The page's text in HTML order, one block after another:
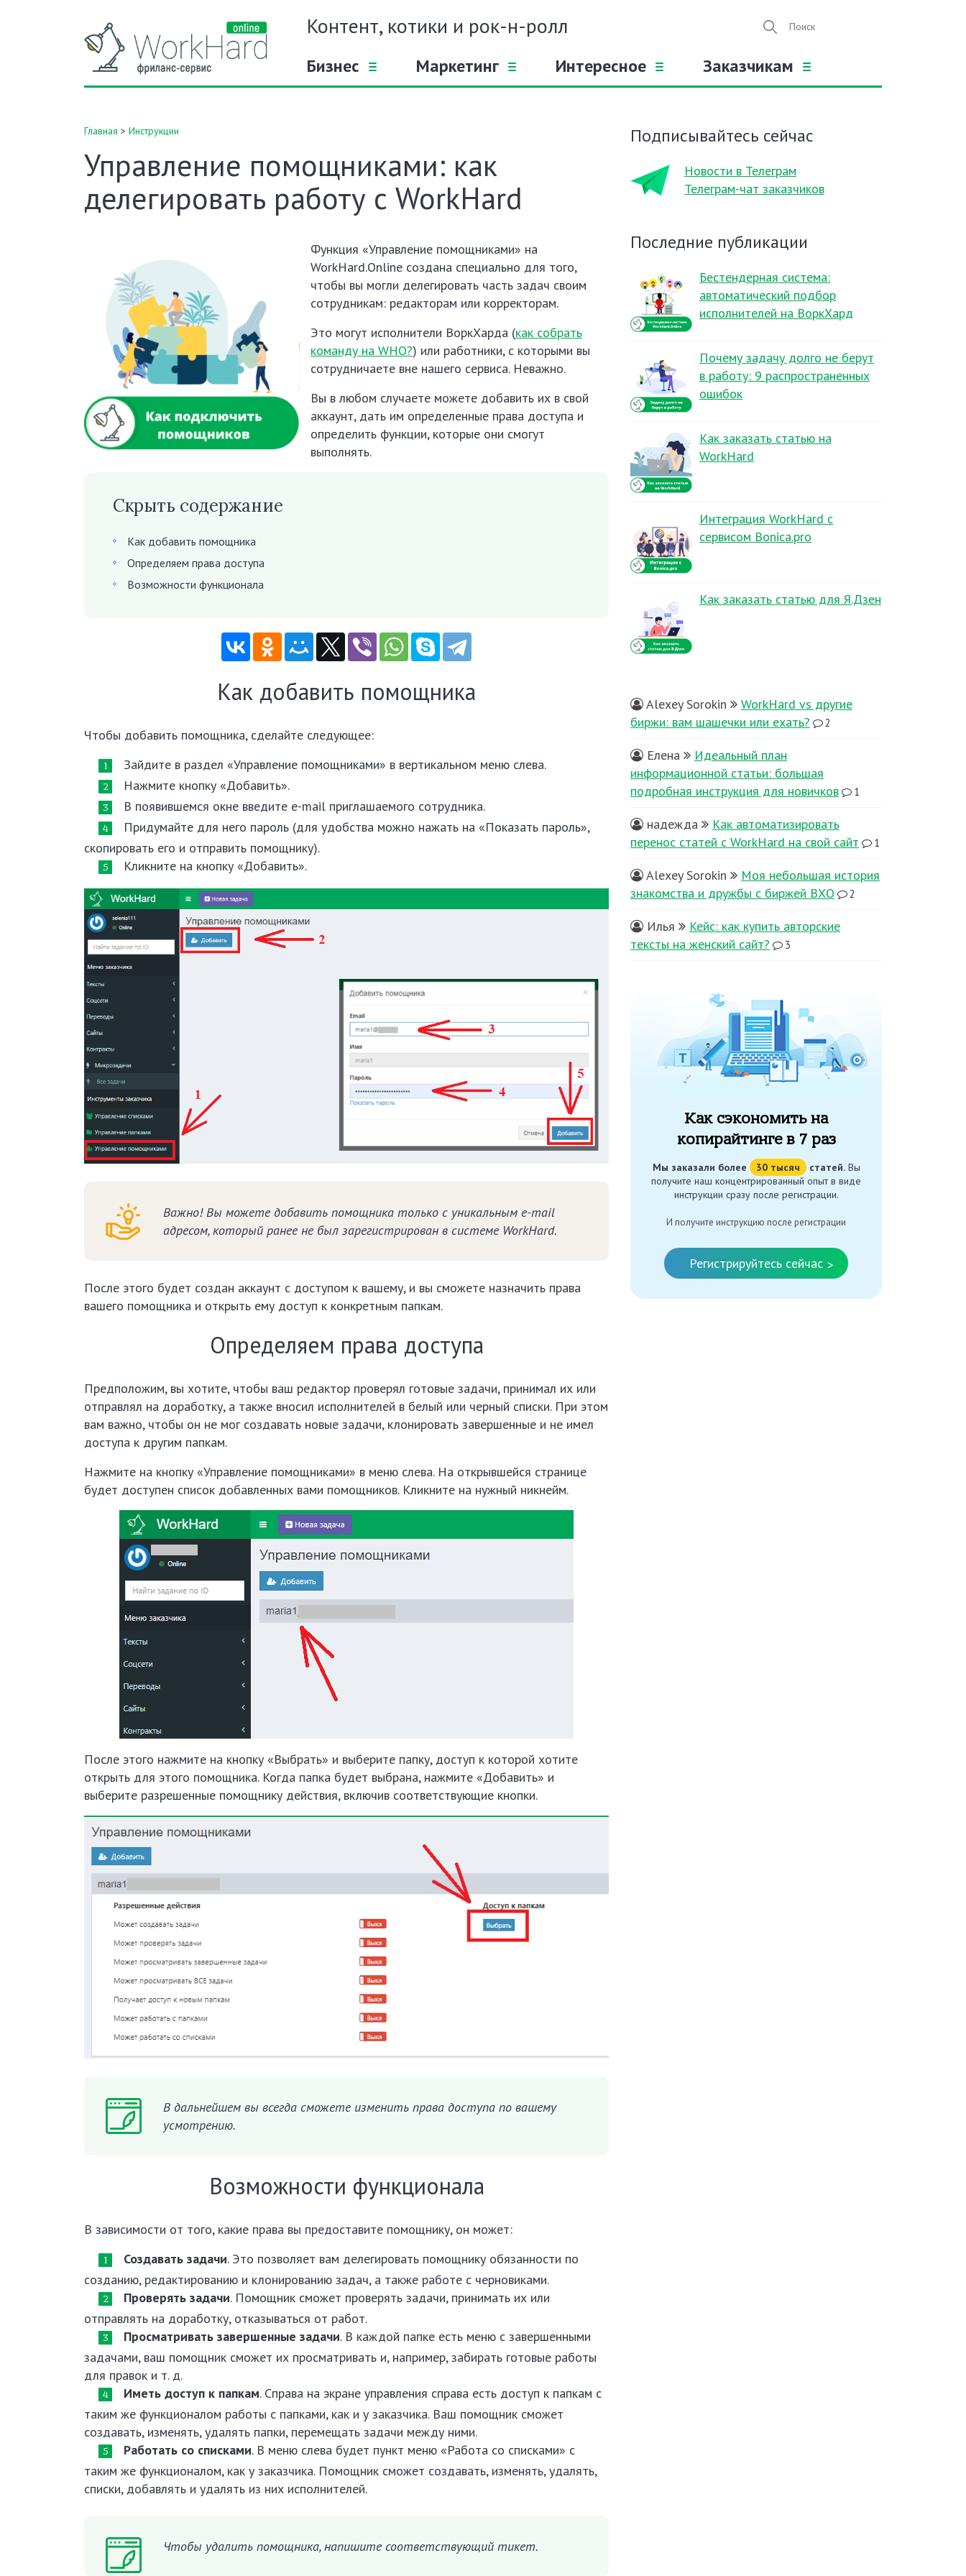
Контент, котики и рок-н-ролл
Бизнес Маркетинг Интересное Заказчикам
Главная > Инструкции
Управление помощниками: как
делегировать работу с WorkHard
Функция «Управление помощниками» на
WorkHard.Online создана специально для того,
чтобы вы могли делегировать часть задач своим
сотрудникам: редакторам или корректорам.
Это могут исполнители ВоркХарда (как собрать
команду на WHO?) или работники, с которыми вы
сотрудничаете вне нашего сервиса. Неважно.
Вы в любом случаете можете добавить их в свой
аккаунт, дать им определенные права доступа и
определить функции, которые они смогут
выполнять.
Скрыть содержание
Как добавить помощника
Определяем права доступа
Возможности функционала
Как добавить помощника
Чтобы добавить помощника, сделайте следующее:
Зайдите в раздел «Управление помощниками» в вертикальном меню слева.
Нажмите кнопку «Добавить».
В появившемся окне введите e-mail приглашаемого сотрудника.
Придумайте для него пароль (для удобства можно нажать на «Показать пароль»,
скопировать его и отправить помощнику).
Кликните на кнопку «Добавить».
Важно! Вы можете добавить помощника только с уникальным e-mail
адресом, который ранее не был зарегистрирован в системе WorkHard.
После этого будет создан аккаунт с доступом к вашему, и вы сможете назначить права
вашего помощника и открыть ему доступ к конкретным папкам.
Определяем права доступа
Предположим, вы хотите, чтобы ваш редактор проверял готовые задачи, принимал их или
отправлял на доработку, а также вносил исполнителей в белый или черный списки. При этом
вам важно, чтобы он не мог создавать новые задачи, клонировать завершенные и не имел
доступа к другим папкам.
Нажмите на кнопку «Управление помощниками» в меню слева. На открывшейся странице
будет доступен список добавленных вами помощников. Кликните на нужный никнейм.
После этого нажмите на кнопку «Выбрать» и выберите папку, доступ к которой хотите
открыть для этого помощника. Когда папка будет выбрана, нажмите «Добавить» и
выберите разрешенные помощнику действия, включив соответствующие кнопки.
В дальнейшем вы всегда сможете изменить права доступа по вашему
усмотрению.
Возможности функционала
В зависимости от того, какие права вы предоставите помощнику, он может:
Создавать задачи. Это позволяет вам делегировать помощнику обязанности по
созданию, редактированию и клонированию задач, а также работе с черновиками.
Проверять задачи. Помощник сможет проверять задачи, принимать их или
отправлять на доработку, отказываться от работ.
Просматривать завершенные задачи. В каждой папке есть меню с завершенными
задачами, ваш помощник сможет их просматривать и, например, забирать готовые работы
для правок и т. д.
Иметь доступ к папкам. Справа на экране управления справа есть доступ к папкам с
таким же функционалом работы с папками, как и у заказчика. Ваш помощник сможет
создавать, изменять, удалять папки, перемещать задачи между ними.
Работать со списками. В меню слева будет пункт меню «Работа со списками» с
таким же функционалом, как у заказчика. Помощник сможет создавать, изменять, удалять,
списки, добавлять и удалять из них исполнителей.
Чтобы удалить помощника, напишите соответствующий тикет.
Подписывайтесь сейчас
Новости в Телеграм
Телеграм-чат заказчиков
Последние публикации
Бестендерная система:
автоматический подбор
исполнителей на ВоркХард
Почему задачу долго не берут
в работу: 9 распространенных
ошибок
Как заказать статью на
WorkHard
Интеграция WorkHard с
сервисом Bonica.pro
Как заказать статью для Я.Дзен
Alexey Sorokin
WorkHard vs другие
биржи: вам шашечки или ехать?
2
Елена
Идеальный план
информационной статьи: большая
подробная инструкция для новичков
1
надежда
Как автоматизировать
перенос статей с WorkHard на свой сайт
1
Alexey Sorokin
Моя небольшая история
знакомства и дружбы с биржей ВХО
2
Илья
Кейс: как купить авторские
тексты на женский сайт?
3
Как сэкономить на
копирайтинге в 7 раз
Мы заказали более 30 тысяч статей.Вы
получите наш концентрированный опыт в виде
инструкции сразу после регистрации.
И получите инструкцию после регистрации
Регистрируйтесь сейчас >